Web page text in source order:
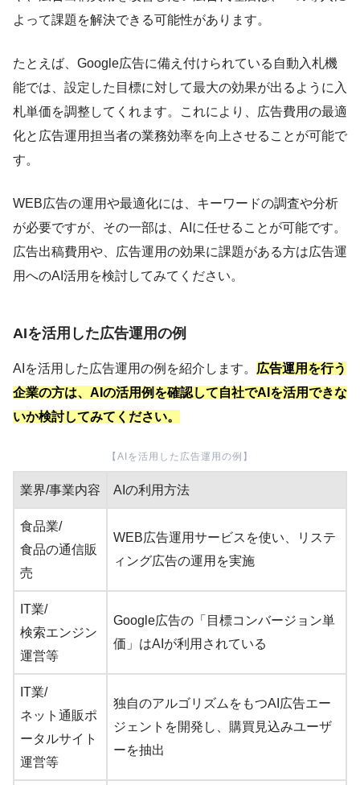
よって課題を解決できる可能性があります。
たとえば、Google広告に備え付けられている自動入札機
能では、設定した目標に対して最大の効果が出るように入
札単価を調整してくれます。これにより、広告費用の最適
化と広告運用担当者の業務効率を向上させることが可能で
す。
WEB広告の運用や最適化には、キーワードの調査や分析
が必要ですが、その一部は、AIに任せることが可能です。
広告出稿費用や、広告運用の効果に課題がある方は広告運
用へのAI活用を検討してみてください。
AIを活用した広告運用の例
AIを活用した広告運用の例を紹介します。 広告運用を行う
企業の方は、AIの活用例を確認して自社でAIを活用できな
いか検討してみてください。
【AIを活用した広告運用の例】
業界/事業内容 AIの利用方法
食品業/
食品の通信販
売
WEB広告運用サービスを使い、リステ
ィング広告の運用を実施
IT業/
検索エンジン
運営等
Google広告の「目標コンバージョン単
価」はAIが利用されている
IT業/
ネット通販ポ
ータルサイト
運営等
独自のアルゴリズムをもつAI広告エー
ジェントを開発し、購買見込みユーザ
ーを抽出